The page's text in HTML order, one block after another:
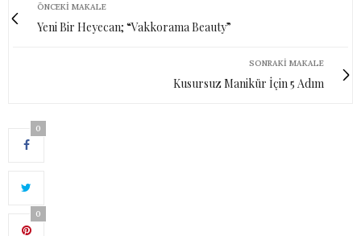
ÖNCEKI MAKALE
Yeni Bir Heyecan; “Vakkorama Beauty”
SONRAKI MAKALE
Kusursuz Manikür İçin 5 Adım
0
0